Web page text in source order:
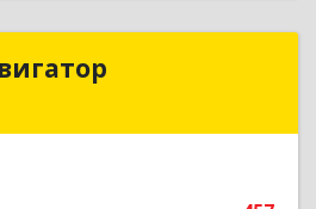
Бизнес Навигатор